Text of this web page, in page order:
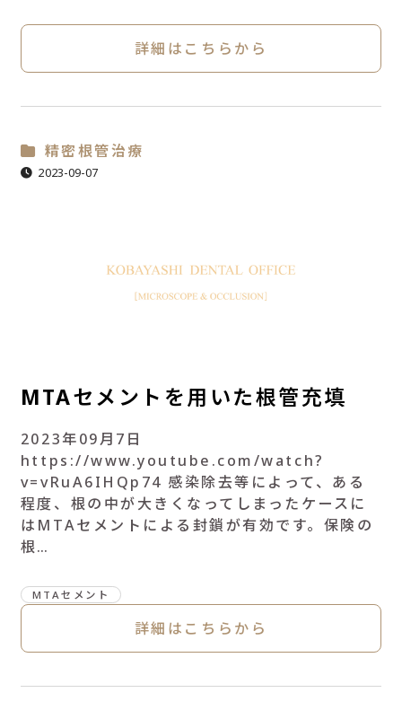
詳細はこちらから
精密根管治療
2023-09-07
MTAセメントを用いた根管充填
2023年09月7日
https://www.youtube.com/watch?
v=vRuA6IHQp74 感染除去等によって、ある
程度、根の中が大きくなってしまったケースに
はMTAセメントによる封鎖が有効です。保険の
根…
MTAセメント
詳細はこちらから